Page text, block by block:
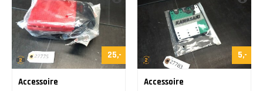
25,-
Accessoire
5,-
Accessoire